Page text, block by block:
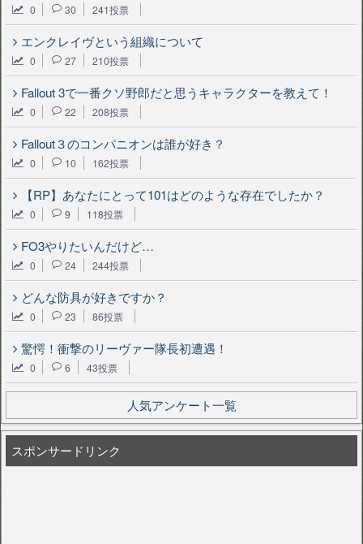
0 30 241投票
エンクレイヴという組織について
0 27 210投票
Fallout 3で一番クソ野郎だと思うキャラクターを教えて！
0 22 208投票
Fallout３のコンパニオンは誰が好き？
0 10 162投票
【RP】あなたにとって101はどのような存在でしたか？
0 9 118投票
FO3やりたいんだけど…
0 24 244投票
どんな防具が好きですか？
0 23 86投票
驚愕！衝撃のリーヴァー隊長初遭遇！
0 6 43投票
人気アンケート一覧
スポンサードリンク